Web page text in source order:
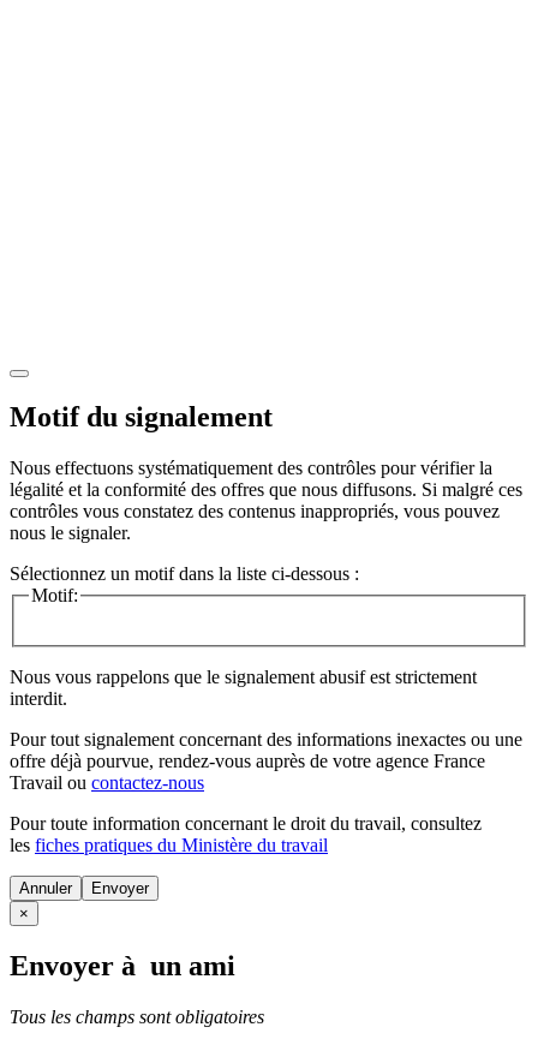
Motif du signalement
Nous effectuons systématiquement des contrôles pour vérifier la
légalité et la conformité des offres que nous diffusons. Si malgré ces
contrôles vous constatez des contenus inappropriés, vous pouvez
nous le signaler.
Sélectionnez un motif dans la liste ci-dessous :
Motif:
Nous vous rappelons que le signalement abusif est strictement
interdit.
Pour tout signalement concernant des informations inexactes ou une
offre déjà pourvue, rendez-vous auprès de votre agence France
Travail ou contactez-nous
Pour toute information concernant le droit du travail, consultez
les fiches pratiques du Ministère du travail
Annuler
×
Envoyer à un ami
Tous les champs sont obligatoires